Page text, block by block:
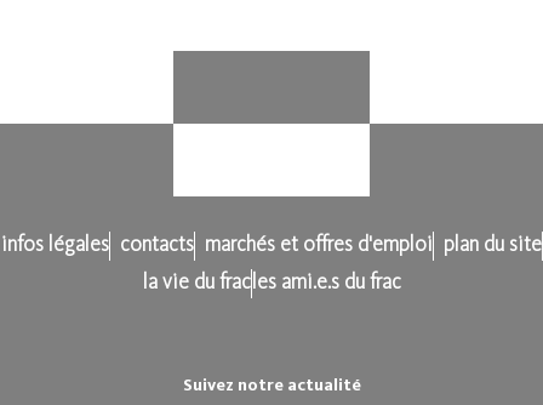
Suivez notre actualité
infos légales contacts marchés et offres d'emploi
plan du site
la vie du fracles ami.e.s du frac